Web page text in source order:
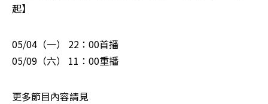
起】
05/04（一） 22：00首播
05/09（六） 11：00重播
更多節目內容請見